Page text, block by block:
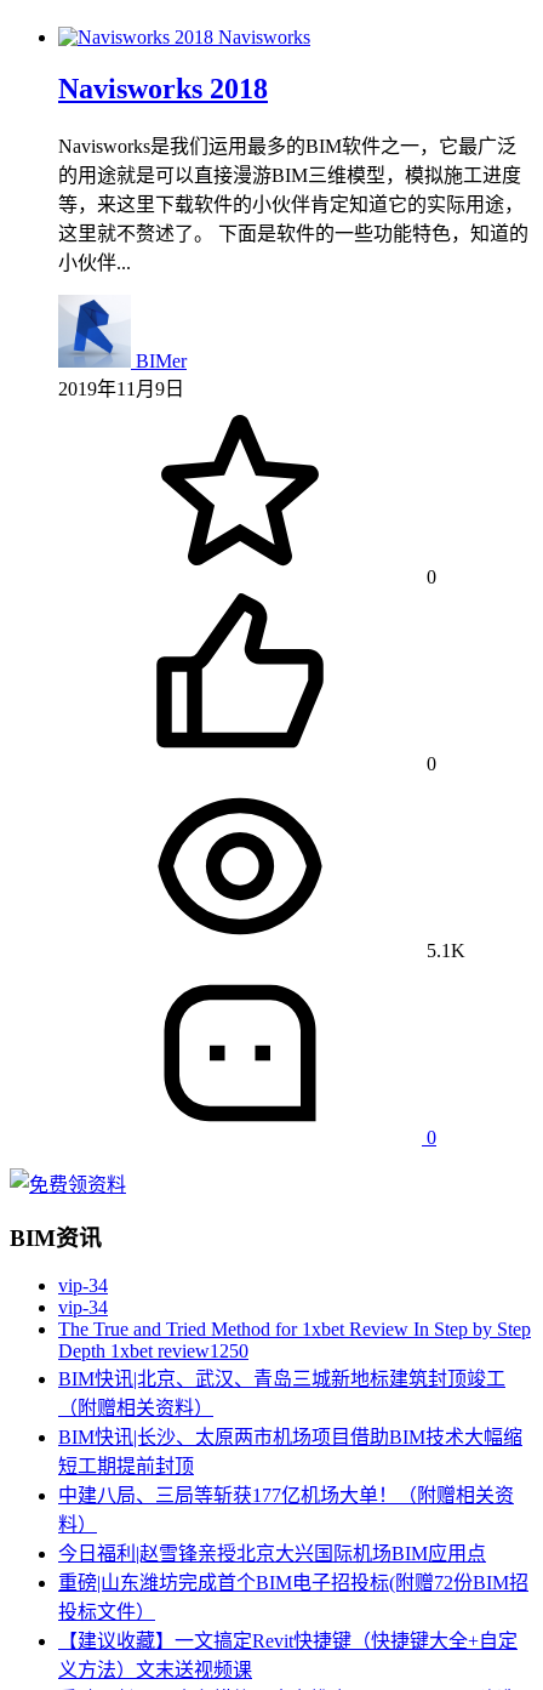
Navisworks
Navisworks 2018
Navisworks是我们运用最多的BIM软件之一，它最广泛
的用途就是可以直接漫游BIM三维模型，模拟施工进度
等，来这里下载软件的小伙伴肯定知道它的实际用途，
这里就不赘述了。 下面是软件的一些功能特色，知道的
小伙伴...
BIMer
2019年11月9日
0
0
5.1K
0
BIM资讯
vip-34
vip-34
The True and Tried Method for 1xbet Review In Step by Step
Depth 1xbet review1250
BIM快讯|北京、武汉、青岛三城新地标建筑封顶竣工
（附赠相关资料）
BIM快讯|长沙、太原两市机场项目借助BIM技术大幅缩
短工期提前封顶
中建八局、三局等斩获177亿机场大单！（附赠相关资
料）
今日福利|赵雪锋亲授北京大兴国际机场BIM应用点
重磅|山东潍坊完成首个BIM电子招投标(附赠72份BIM招
投标文件）
【建议收藏】一文搞定Revit快捷键（快捷键大全+自定
义方法）文末送视频课